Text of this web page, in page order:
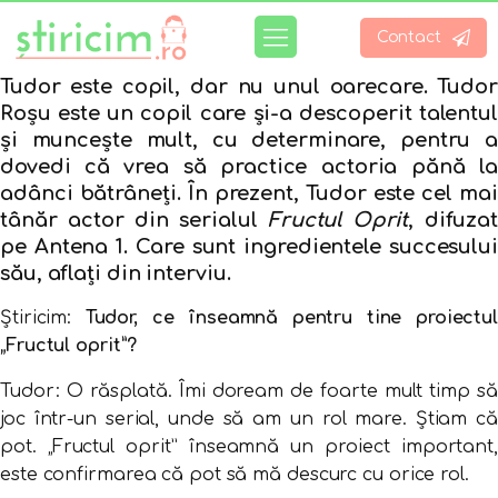
Contact
Tudor este copil, dar nu unul oarecare. Tudor
Roșu este un copil care și-a descoperit talentul
și muncește mult, cu determinare, pentru a
dovedi că vrea să practice actoria pănă la
adânci bătrâneți. În prezent, Tudor este cel mai
tânăr actor din serialul Fructul Oprit, difuzat
pe Antena 1. Care sunt ingredientele succesului
său, aflați din interviu.
Știricim: Tudor, ce înseamnă pentru tine proiectul
„Fructul oprit”?
Tudor: O răsplată. Îmi doream de foarte mult timp să
joc într-un serial, unde să am un rol mare. Ştiam că
pot. „Fructul oprit” înseamnă un proiect important,
este confirmarea că pot să mă descurc cu orice rol.